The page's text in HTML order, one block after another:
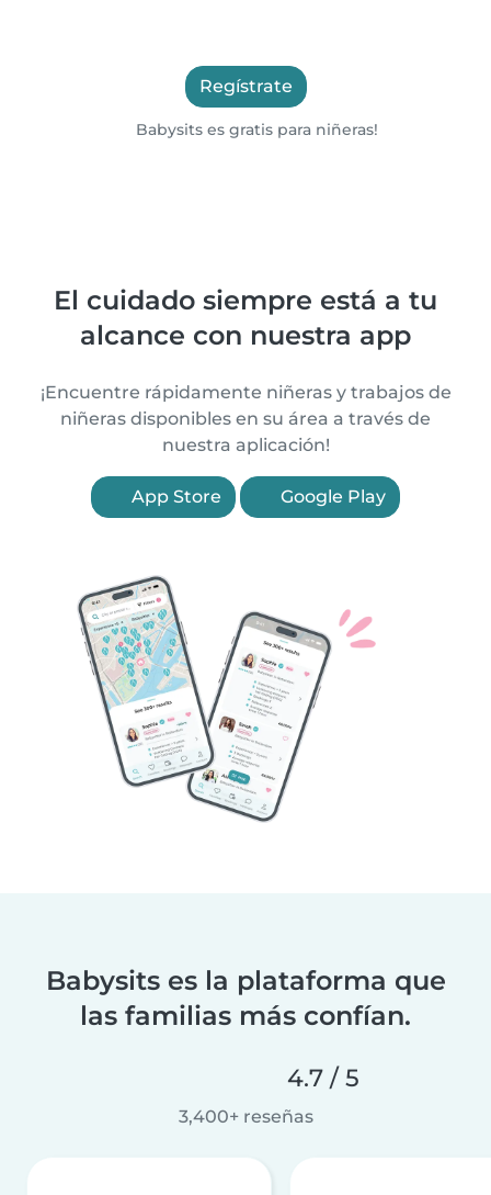
Regístrate
Babysits es gratis para niñeras!
El cuidado siempre está a tu
alcance con nuestra app
¡Encuentre rápidamente niñeras y trabajos de
niñeras disponibles en su área a través de
nuestra aplicación!
App Store Google Play
Babysits es la plataforma que
las familias más confían.
4.7 / 5
3,400+ reseñas